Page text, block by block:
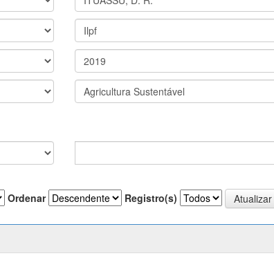
Ordenar Registro(s)